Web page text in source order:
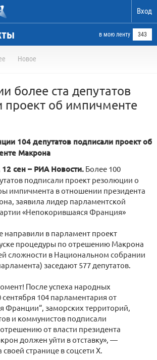
Вход
в мою ленту 343
Новое
более ста депутатов
проект об импичменте
104 депутатов подписали проект об
Макрона
сен – РИА Новости. Более 100
подписали проект резолюции о
импичмента в отношении президента
заявила лидер парламентской
«Непокорившаяся Франция»
направили в парламент проект
процедуры по отрешению Макрона
сложности в Национальном собрании
заседают 577 депутатов.
После успеха народных
104 парламентария от
Франции“, заморских территорий,
и коммунистов подписали
от власти президента
должен уйти в отставку», —
странице в соцсети X.